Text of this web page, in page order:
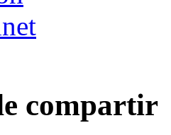
compartir